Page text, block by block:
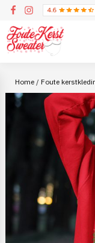
Home / Foute